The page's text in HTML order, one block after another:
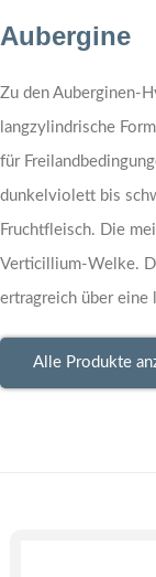
Aubergine
Zu den Auberginen-
langzylindrische
für
dunkelviolett bis
Fruchtfleisch. Die
Verticillium-Welke.
ertragreich über eine
Alle Produkte